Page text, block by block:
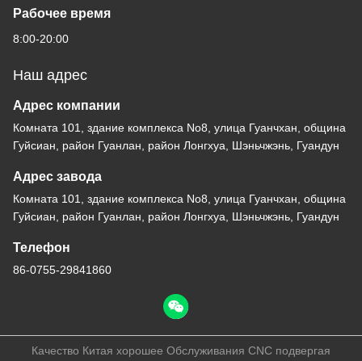
Рабочее время
8:00-20:00
Наш адрес
Адрес компании
Комната 101, здание комплекса No8, улица Гуанчхан, община
Гуйсиан, район Гуанлан, район Лонгхуа, Шэньчжэнь, Гуандун
Адрес завода
Комната 101, здание комплекса No8, улица Гуанчхан, община
Гуйсиан, район Гуанлан, район Лонгхуа, Шэньчжэнь, Гуандун
Телефон
86-0755-29841860
Качество Китая хорошее Обслуживания CNC подвергая